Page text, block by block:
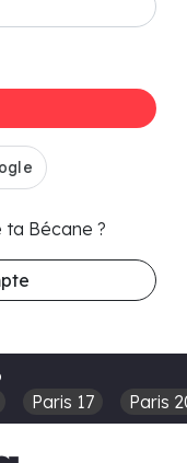
ta Bécane ?
Paris 17 Paris